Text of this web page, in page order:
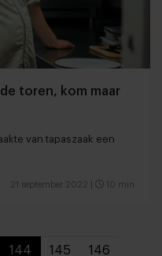
toren, kom maar
van tapaszaak een
21 september 2022 10 min
144 145 146